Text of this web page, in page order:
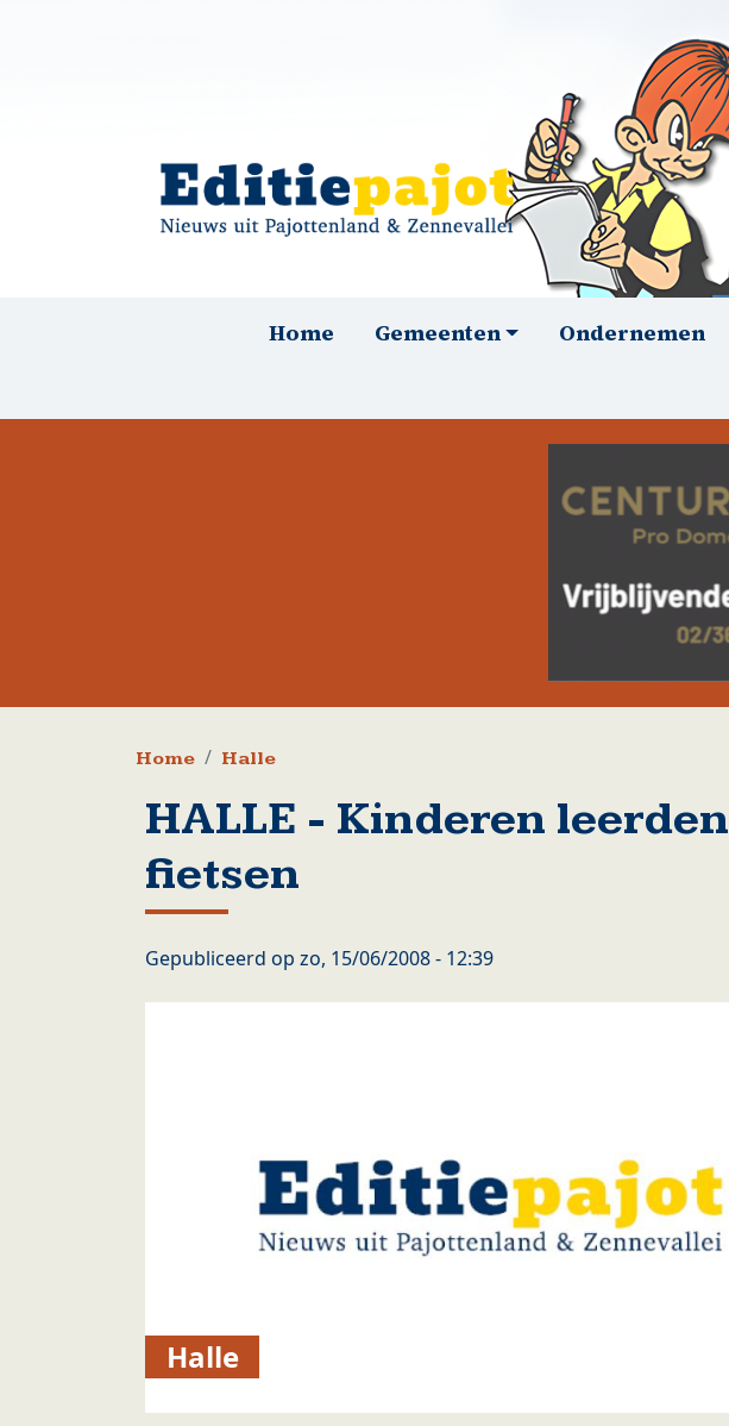
HoofdnavigatieHome Gemeenten Ondernemen
Kruimelpad
Home Halle
HALLE - Kinderen leerden
fietsen
Gepubliceerd op zo, 15/06/2008 - 12:39
Halle